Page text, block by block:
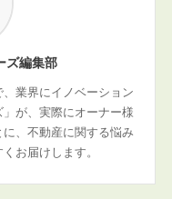
ズ編集部
業界にイノベーション
が、実際にオーナー様
、不動産に関する悩み
お届けします。